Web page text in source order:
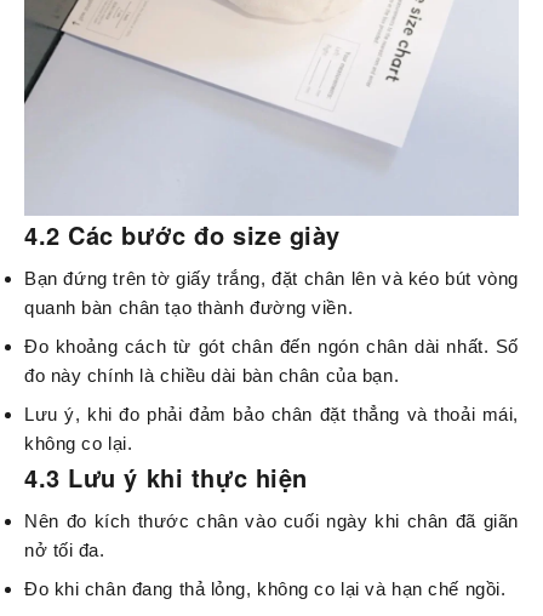
4.2 Các bước đo size giày
Bạn đứng trên tờ giấy trắng, đặt chân lên và kéo bút vòng
quanh bàn chân tạo thành đường viền.
Đo khoảng cách từ gót chân đến ngón chân dài nhất. Số
đo này chính là chiều dài bàn chân của bạn.
Lưu ý, khi đo phải đảm bảo chân đặt thẳng và thoải mái,
không co lại.
4.3 Lưu ý khi thực hiện
Nên đo kích thước chân vào cuối ngày khi chân đã giãn
nở tối đa.
Đo khi chân đang thả lỏng, không co lại và hạn chế ngồi.